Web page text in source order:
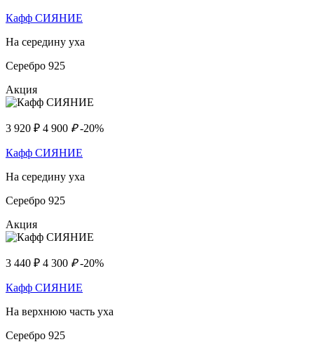
Кафф СИЯНИЕ
На середину уха
Серебро 925
Акция
3 920 ₽ 4 900 ₽ -20%
Кафф СИЯНИЕ
На середину уха
Серебро 925
Акция
3 440 ₽ 4 300 ₽ -20%
Кафф СИЯНИЕ
На верхнюю часть уха
Серебро 925